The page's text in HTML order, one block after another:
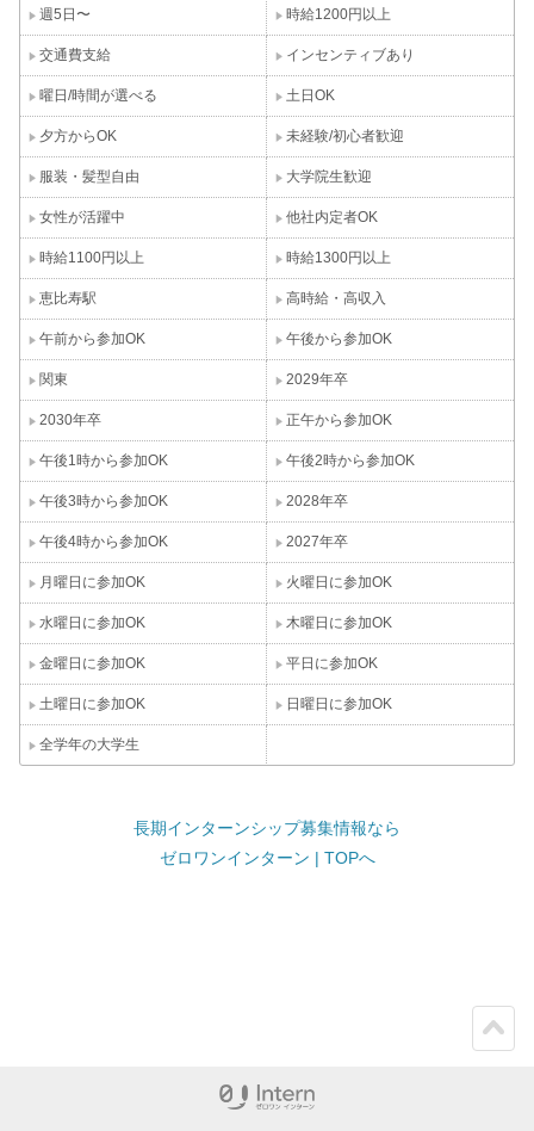
週5日〜 時給1200円以上
交通費支給 インセンティブあり
曜日/時間が選べる 土日OK
夕方からOK 未経験/初心者歓迎
服装・髪型自由 大学院生歓迎
女性が活躍中 他社内定者OK
時給1100円以上 時給1300円以上
恵比寿駅 高時給・高収入
午前から参加OK 午後から参加OK
関東 2029年卒
2030年卒 正午から参加OK
午後1時から参加OK 午後2時から参加OK
午後3時から参加OK 2028年卒
午後4時から参加OK 2027年卒
月曜日に参加OK 火曜日に参加OK
水曜日に参加OK 木曜日に参加OK
金曜日に参加OK 平日に参加OK
土曜日に参加OK 日曜日に参加OK
全学年の大学生
長期インターンシップ募集情報なら
ゼロワンインターン | TOPへ